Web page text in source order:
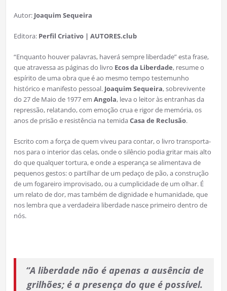
Autor: Joaquim Sequeira
Editora: Perfil Criativo | AUTORES.club
“Enquanto houver palavras, haverá sempre liberdade” esta frase,
que atravessa as páginas do livro Ecos da Liberdade, resume o
espírito de uma obra que é ao mesmo tempo testemunho
histórico e manifesto pessoal. Joaquim Sequeira, sobrevivente
do 27 de Maio de 1977 em Angola, leva o leitor às entranhas da
repressão, relatando, com emoção crua e rigor de memória, os
anos de prisão e resistência na temidaCasa de Reclusão.
Escrito com a força de quem viveu para contar, o livro transporta-
nos para o interior das celas, onde o silêncio podia gritar mais alto
do que qualquer tortura, e onde a esperança se alimentava de
pequenos gestos: o partilhar de um pedaço de pão, a construção
de um fogareiro improvisado, ou a cumplicidade de um olhar. É
um relato de dor, mas também de dignidade e humanidade, que
nos lembra que a verdadeira liberdade nasce primeiro dentro de
nós.
“A liberdade não é apenas a ausência de
grilhões; é a presença do que é possível.